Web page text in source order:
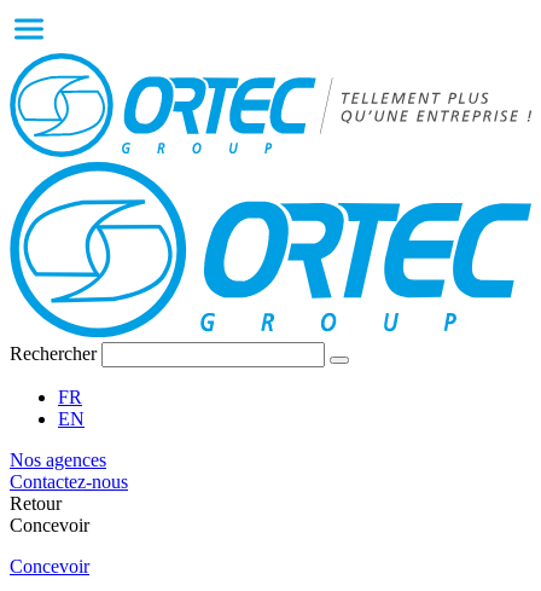
Rechercher
FR
EN
Nos agences
Contactez-nous
Retour
Concevoir
Concevoir